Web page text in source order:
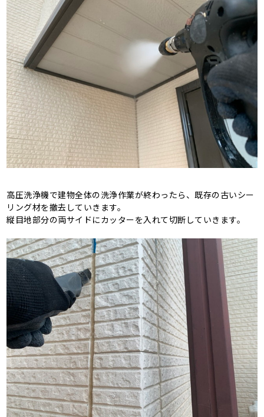
高圧洗浄機で建物全体の洗浄作業が終わったら、既存の古いシー
リング材を撤去していきます。
縦目地部分の両サイドにカッターを入れて切断していきます。